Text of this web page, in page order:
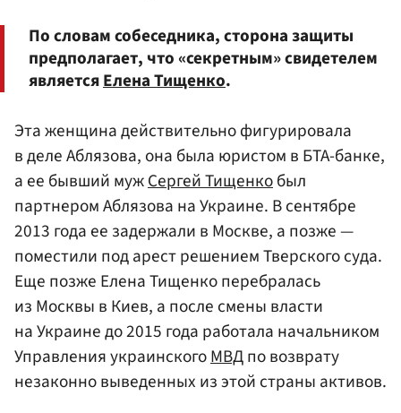
По словам собеседника, сторона защиты
предполагает, что «секретным» свидетелем
являетсяЕлена Тищенко.
Эта женщина действительно фигурировала
в деле Аблязова, она была юристом в БТА-банке,
а ее бывший мужСергей Тищенкобыл
партнером Аблязова на Украине. В сентябре
2013 года ее задержали в Москве, а позже —
поместили под арест решением Тверского суда.
Еще позже Елена Тищенко перебралась
из Москвы в Киев, а после смены власти
на Украине до 2015 года работала начальником
Управления украинскогоМВДпо возврату
незаконно выведенных из этой страны активов.